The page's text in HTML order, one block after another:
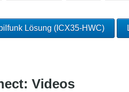
Lösung (ICX35-HWC)
Videos